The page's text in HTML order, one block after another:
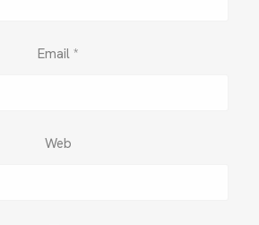
Email *
Web